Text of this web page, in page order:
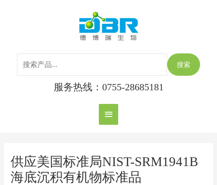
主
菜
单
搜索
服务热线：0755-28685181
供应美国标准局NIST-SRM1941B
海底沉积有机物标准品